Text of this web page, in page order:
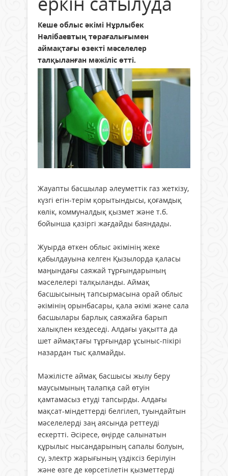
Кеше облыс әкімі Нұрлыбек
Нәлібаевтың төрағалығымен
аймақтағы өзекті мәселелер
талқыланған мәжіліс өтті.
Жауапты басшылар әлеуметтік газ жеткізу,
күзгі егін-терім қорытындысы, қоғамдық
көлік, коммуналдық қызмет және т.б.
бойынша қазіргі жағдайды баяндады.
Жуырда өткен облыс әкімінің жеке
қабылдауына келген Қызылорда қаласы
маңындағы саяжай тұрғындарының
мәселелері талқыланды. Аймақ
басшысының тапсырмасына орай облыс
әкімінің орынбасары, қала әкімі және сала
басшылары барлық саяжайға барып
халықпен кездеседі. Алдағы уақытта да
шет аймақтағы тұрғындар ұсыныс-пікірі
назардан тыс қалмайды.
Мәжілісте аймақ басшысы жылу беру
маусымының талапқа сай өтуін
қамтамасыз етуді тапсырды. Алдағы
мақсат-міндеттерді белгілеп, туындайтын
мәселелерді заң аясында реттеуді
ескертті. Әсіресе, өңірде салынатын
құрылыс нысандарының сапалы болуын,
су, электр жарығының үздіксіз берілуін
және өзге де көрсетілетін қызметтерді